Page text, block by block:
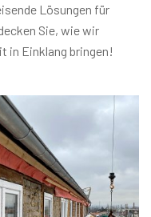
Lösungen für
Sie, wie wir
in Einklang bringen!